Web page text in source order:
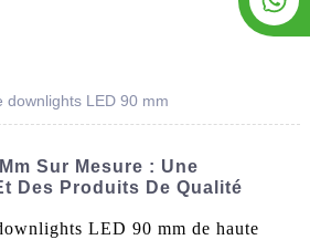
downlights LED 90 mm
Sur Mesure : Une
Des Produits De Qualité
LED 90 mm de haute